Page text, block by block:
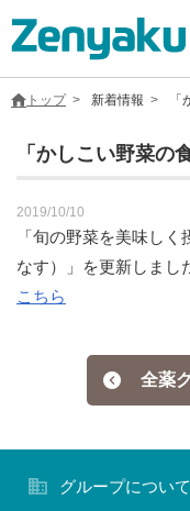
グループについて
サステナビリティ
トップ 新着情報
「かしこい野菜の
2019/10/10
「旬の野菜を美味し
なす）」を更新しまし
こちら
全薬
グループについて